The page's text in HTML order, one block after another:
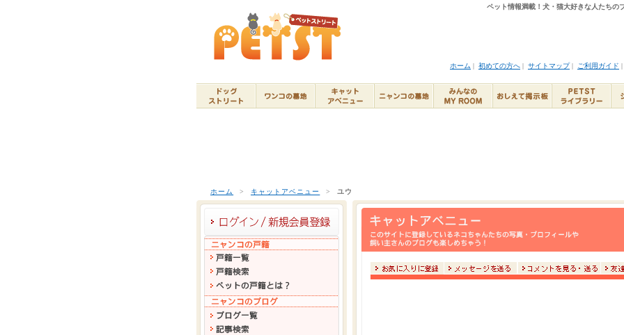
ペット情報満載！犬・猫大好きな人たちの
ホーム | 初めての方へ | サイトマップ| ご利用ガイド |
ホーム > キャットアベニュー > ユウ